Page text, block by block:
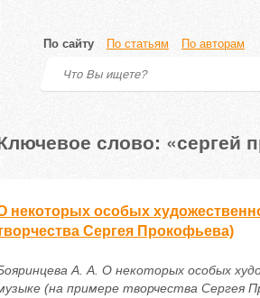
По сайту По статьям По авторам
слово: «сергей
некоторых особых
Сергея Прокофьева)
А. А. О некоторых особых
(на примере творчества Сергея